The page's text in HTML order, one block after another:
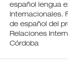
español lengua
Internacionales.
de español del
Relaciones
Córdoba